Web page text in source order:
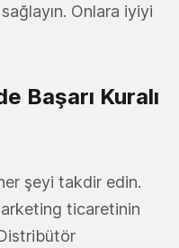
Onlara iyiyi
Başarı Kuralı
şeyi takdir edin.
ticaretinin